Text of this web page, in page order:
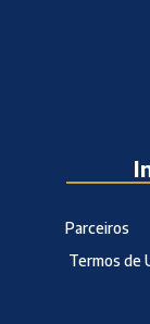
Parceiros
Termos de